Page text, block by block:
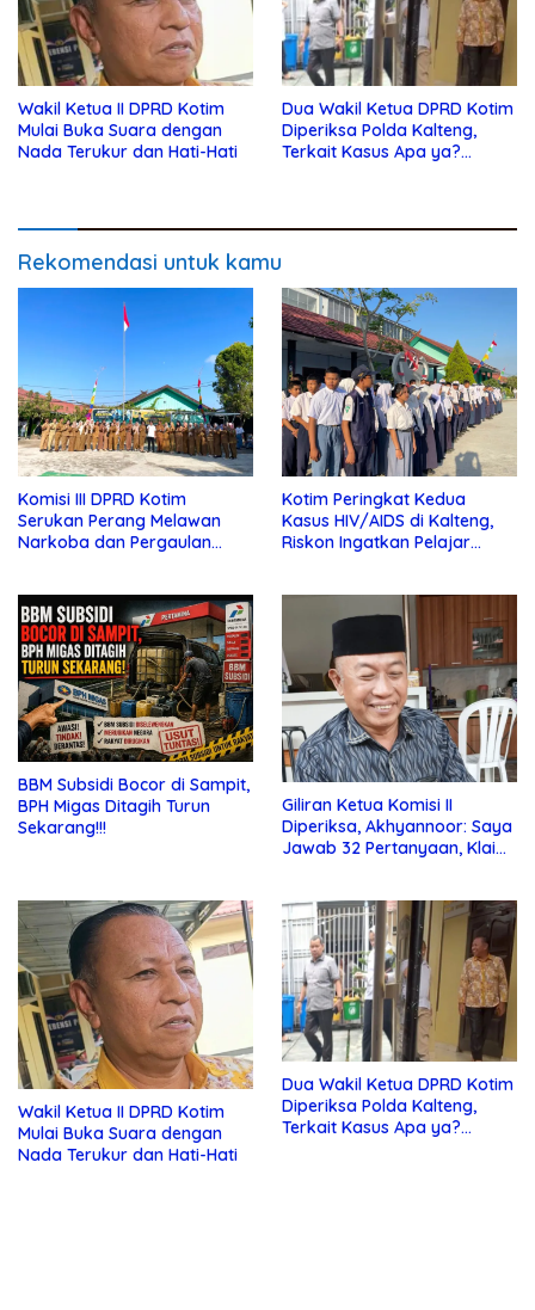
Wakil Ketua II DPRD Kotim
Mulai Buka Suara dengan
Nada Terukur dan Hati-Hati
Dua Wakil Ketua DPRD Kotim
Diperiksa Polda Kalteng,
Terkait Kasus Apa ya?…
Rekomendasi untuk kamu
Komisi III DPRD Kotim
Serukan Perang Melawan
Narkoba dan Pergaulan
Kotim Peringkat Kedua
Kasus HIV/AIDS di Kalteng,
Riskon Ingatkan Pelajar
BBM Subsidi Bocor di Sampit,
BPH Migas Ditagih Turun
Sekarang!!!
Giliran Ketua Komisi II
Diperiksa, Akhyannoor: Saya
Jawab 32 Pertanyaan, Klaim
Wakil Ketua II DPRD Kotim
Mulai Buka Suara dengan
Nada Terukur dan Hati-Hati
Dua Wakil Ketua DPRD Kotim
Diperiksa Polda Kalteng,
Terkait Kasus Apa ya?…